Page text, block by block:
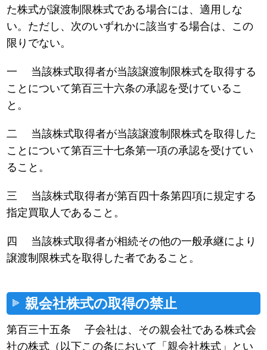
た株式が譲渡制限株式である場合には、適用しな
い。ただし、次のいずれかに該当する場合は、この
限りでない。
一 当該株式取得者が当該譲渡制限株式を取得する
ことについて第百三十六条の承認を受けているこ
と。
二 当該株式取得者が当該譲渡制限株式を取得した
ことについて第百三十七条第一項の承認を受けてい
ること。
三 当該株式取得者が第百四十条第四項に規定する
指定買取人であること。
四 当該株式取得者が相続その他の一般承継により
譲渡制限株式を取得した者であること。
親会社株式の取得の禁止
第百三十五条 子会社は、その親会社である株式会
社の株式（以下この条において「親会社株式」とい